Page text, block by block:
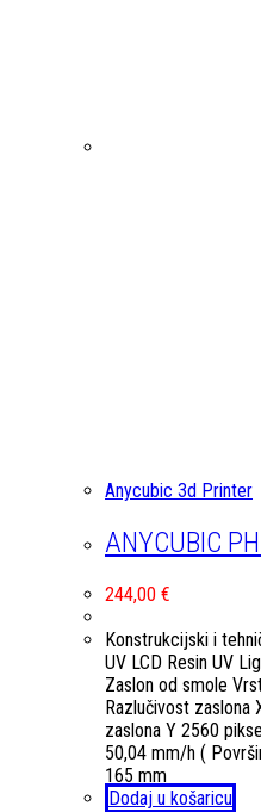
Anycubic 3d Printer
ANYCUBIC
244,00 €
Konstrukcijski i
UV LCD Resin UV
Zaslon od smole
Razlučivost zaslona
zaslona Y 2560
50,04 mm/h (
165 mm
Dodaj u košaricu